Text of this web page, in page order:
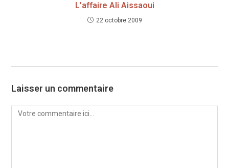
L’affaire Ali Aissaoui
22 octobre 2009
Laisser un commentaire
Comment